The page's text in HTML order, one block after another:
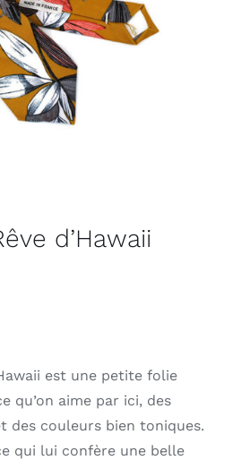
d’Hawaii
est une petite folie
qu’on aime par ici, des
des couleurs bien toniques.
qui lui confère une belle